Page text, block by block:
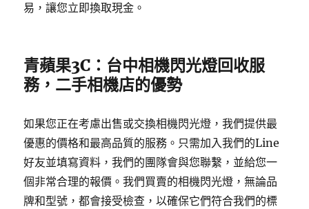
易，讓您立即換取現金。
青蘋果3C：台中相機閃光燈回收服
務，二手相機店的優勢
如果您正在考慮出售或交換相機閃光燈，我們提供最
優惠的價格和最高品質的服務。只需加入我們的Line
好友並填寫資料，我們的團隊會與您聯繫，並給您一
個非常合理的報價。我們買賣的相機閃光燈，無論品
牌和型號，都會接受檢查，以確保它們符合我們的標